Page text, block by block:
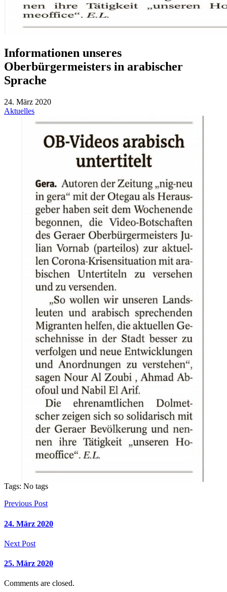
Informationen unseres
Oberbürgermeisters in arabischer
Sprache
24. März 2020
Aktuelles
Tags: No tags
Previous Post
24. März 2020
Next Post
25. März 2020
Comments are closed.